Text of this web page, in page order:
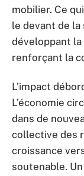
mobilier. Ce
le devant de la
développant
renforçant la
L’impact
L’économie
dans de
collective des
croissance
soutenable.